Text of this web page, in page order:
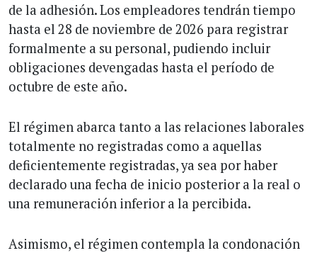
de la adhesión. Los empleadores tendrán tiempo
hasta el 28 de noviembre de 2026 para registrar
formalmente a su personal, pudiendo incluir
obligaciones devengadas hasta el período de
octubre de este año.
El régimen abarca tanto a las relaciones laborales
totalmente no registradas como a aquellas
deficientemente registradas, ya sea por haber
declarado una fecha de inicio posterior a la real o
una remuneración inferior a la percibida.
Asimismo, el régimen contempla la condonación